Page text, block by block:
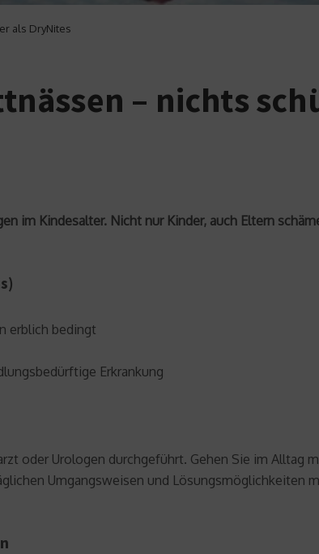
als DryNites
– nichts
im Kindesalter. Nicht nur Kinder, auch Eltern
erblich bedingt
Erkrankung
oder Urologen durchgeführt. Gehen Sie im Alltag
Umgangsweisen und Lösungsmöglichkeiten